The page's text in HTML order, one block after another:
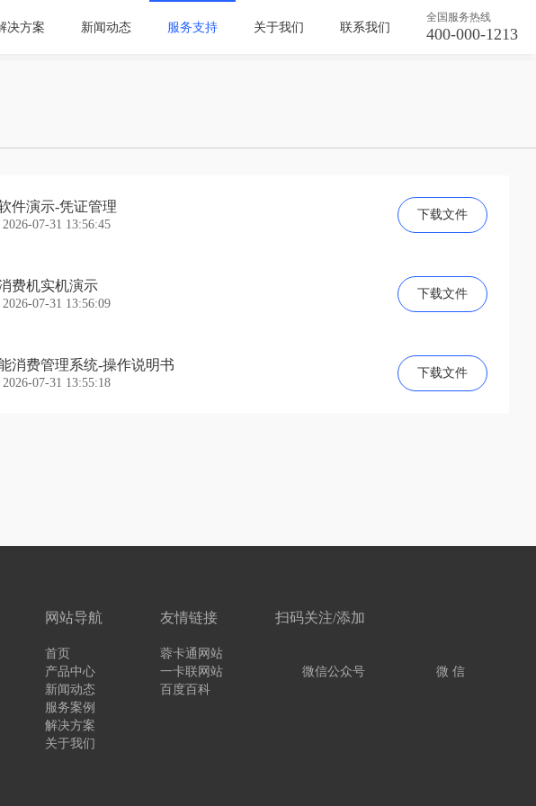
决方案 新闻动态 服务支持 关于我们 联系我们
全国服务热线
400-000-1213
件演示-凭证管理
2026-07-31 13:56:45
下载文件
费机实机演示
2026-07-31 13:56:09
下载文件
消费管理系统-操作说明书
2026-07-31 13:55:18
下载文件
网站导航
首页
产品中心
新闻动态
服务案例
解决方案
关于我们
友情链接
蓉卡通网站
一卡联网站
百度百科
扫码关注/添加
微信公众号 微 信